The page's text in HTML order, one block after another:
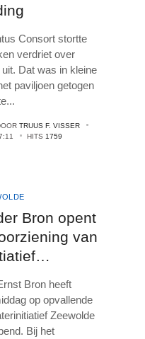
Consort stortte
verdriet over
Dat was in kleine
paviljoen getogen
...
TRUUS F. VISSER
HITS 1759
Bron opent
van
Bron heeft
op opvallende
Zeewolde
Bij het